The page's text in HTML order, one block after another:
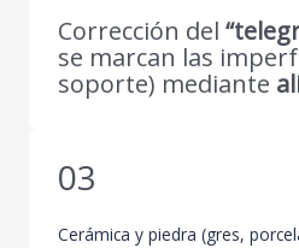
Corrección del
se marcan las
soporte) mediante
03
Cerámica y piedra (gres,